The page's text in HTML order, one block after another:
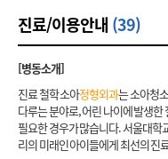
가져오신 경우, 접수하실 때, 영상자
는 세계 어느 나라의 유수한 센터와
하고 있습니다. 소아정형외과의 대
서도 세계적 기준에서도 최고 수준
스포츠 손상 관련 성장판 보존 치
과 같이 소아청소년기에 호발하는
치료하는 수술방법을 개발하여 세
어서도 척추경 나사로 변형을 교정
진료/이용안내 (39)
[병동소개]
진료 철학 소아정형외과는 소아청
다루는 분야로, 어린 나이에 발생
필요한 경우가 많습니다. 서울대학
리의 미래인 아이들에게 최선의 진